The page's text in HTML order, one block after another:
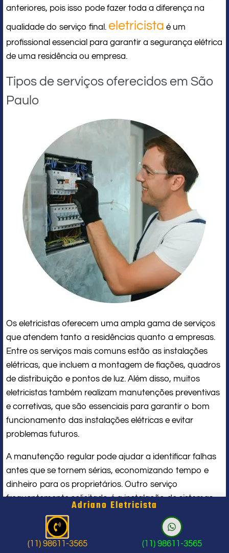
anteriores, pois isso pode fazer toda a diferença na
qualidade do serviço final. eletricista é um
profissional essencial para garantir a segurança elétrica
de uma residência ou empresa.
Tipos de serviços oferecidos em São
Paulo
Os eletricistas oferecem uma ampla gama de serviços
que atendem tanto a residências quanto a empresas.
Entre os serviços mais comuns estão as instalações
elétricas, que incluem a montagem de fiações, quadros
de distribuição e pontos de luz. Além disso, muitos
eletricistas também realizam manutenções preventivas
e corretivas, que são essenciais para garantir o bom
funcionamento das instalações elétricas e evitar
problemas futuros.
A manutenção regular pode ajudar a identificar falhas
antes que se tornem sérias, economizando tempo e
dinheiro para os proprietários. Outro serviço
frequentemente solicitado é a instalação de sistemas
de lâmpadas até projetos mais elaborados que
envolvem iluminação decorativa ou funcional em
Adriano Eletricista
(11) 98611-3565 (11) 98611-3565